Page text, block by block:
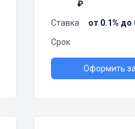
₽
Ставка
от 0.1% до
Срок
Оформить